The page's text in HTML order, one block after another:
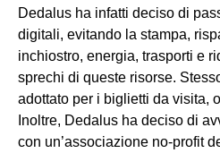
Dedalus ha infatti deciso di
digitali, evitando la stampa,
inchiostro, energia, trasporti e
sprechi di queste risorse.
adottato per i biglietti da visita,
Inoltre, Dedalus ha deciso di
con un’associazione no-profit